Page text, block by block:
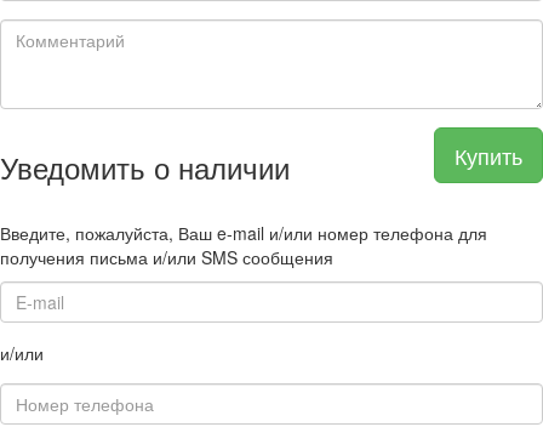
Купить
Уведомить о наличии
Введите, пожалуйста, Ваш e-mail и/или номер телефона для
получения письма и/или SMS сообщения
и/или